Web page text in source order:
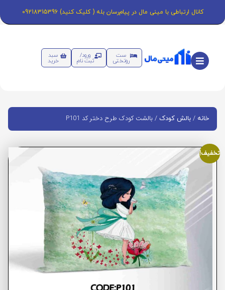
کانال ارتباطی با مینی مال در پیام‌رسان بله ( کلیک کنید) 09218315396
ست
روتختی
ورود/
ثبت نام
سبد
خرید
خانه / بالش کودک / بالشت کودک طرح دختر کد P101
تخفیف!